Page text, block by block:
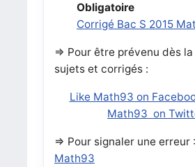
Obligatoire
Corrigé Bac S 2015
=> Pour être prévenu dès
sujets et corrigés :
Like Math93 on
Math93 on
=> Pour signaler une erreur :
Math93